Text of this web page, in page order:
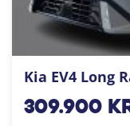
Kia EV4 Long
309.900